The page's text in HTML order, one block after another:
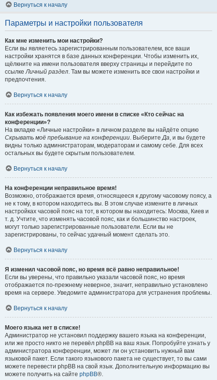
Вернуться к началу
Параметры и настройки пользователя
Как мне изменить мои настройки?
Если вы являетесь зарегистрированным пользователем, все ваши
настройки хранятся в базе данных конференции. Чтобы изменить их,
щёлкните на имени пользователя вверху страницы и перейдите по
ссылкеЛичный раздел. Там вы можете изменить все свои настройки и
предпочтения.
Вернуться к началу
Как избежать появления моего имени в списке «Кто сейчас на
конференции»?
На вкладке «Личные настройки» в личном разделе вы найдёте опцию
Скрывать моё пребывание на конференции. ВыберитеДа, и вы будете
видны только администраторам, модераторам и самому себе. Для всех
остальных вы будете скрытым пользователем.
Вернуться к началу
На конференции неправильное время!
Возможно, отображается время, относящееся к другому часовому поясу, а
не к тому, в котором находитесь вы. В этом случае измените в личных
настройках часовой пояс на тот, в котором вы находитесь: Москва, Киев и
т. д. Учтите, что изменять часовой пояс, как и большинство настроек,
могут только зарегистрированные пользователи. Если вы не
зарегистрированы, то сейчас удачный момент сделать это.
Вернуться к началу
Я изменил часовой пояс, но время всё равно неправильное!
Если вы уверены, что правильно указали часовой пояс, но время
отображается по-прежнему неверное, значит, неправильно установлено
время на сервере. Уведомите администратора для устранения проблемы.
Вернуться к началу
Моего языка нет в списке!
Администратор не установил поддержку вашего языка на конференции,
или же просто никто не перевёл phpBB на ваш язык. Попробуйте узнать у
администратора конференции, может ли он установить нужный вам
языковой пакет. Если такого языкового пакета не существует, то вы сами
можете перевести phpBB на свой язык. Дополнительную информацию вы
можете получить на сайте phpBB®.